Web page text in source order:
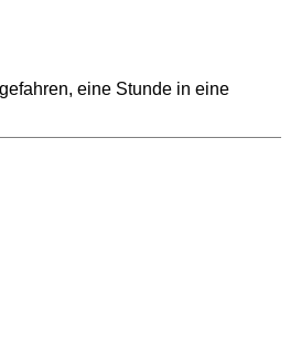
eine Stunde in eine